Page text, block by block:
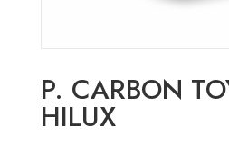
P. CARBON
HILUX